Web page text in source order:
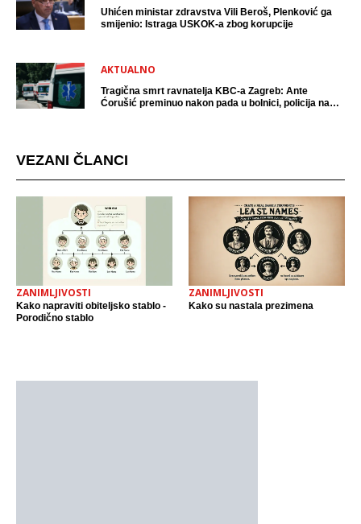
Uhićen ministar zdravstva Vili Beroš, Plenković ga
smijenio: Istraga USKOK-a zbog korupcije
AKTUALNO
Tragična smrt ravnatelja KBC-a Zagreb: Ante
Ćorušić preminuo nakon pada u bolnici, policija na
VEZANI ČLANCI
ZANIMLJIVOSTI
Kako napraviti obiteljsko stablo -
Porodično stablo
ZANIMLJIVOSTI
Kako su nastala prezimena